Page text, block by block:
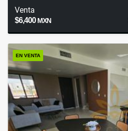
Venta
$6,400MXN
EN VENTA